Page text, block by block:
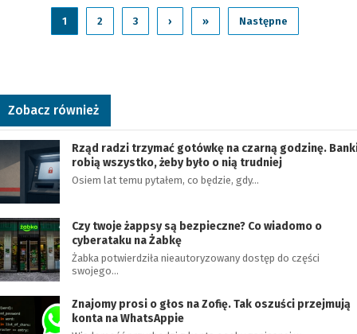
1 2 3 › » Następne
Zobacz również
Rząd radzi trzymać gotówkę na czarną godzinę.
robią wszystko, żeby było o nią trudniej
Osiem lat temu pytałem, co będzie, gdy…
Czy twoje żappsy są bezpieczne? Co wiadomo o
cyberataku na Żabkę
Żabka potwierdziła nieautoryzowany dostęp do części
swojego…
Znajomy prosi o głos na Zofię. Tak oszuści przejmują
konta na WhatsAppie